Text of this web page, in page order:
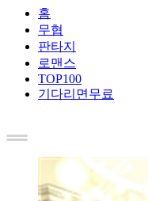
홈
무협
판타지
로맨스
TOP100
기다리면무료